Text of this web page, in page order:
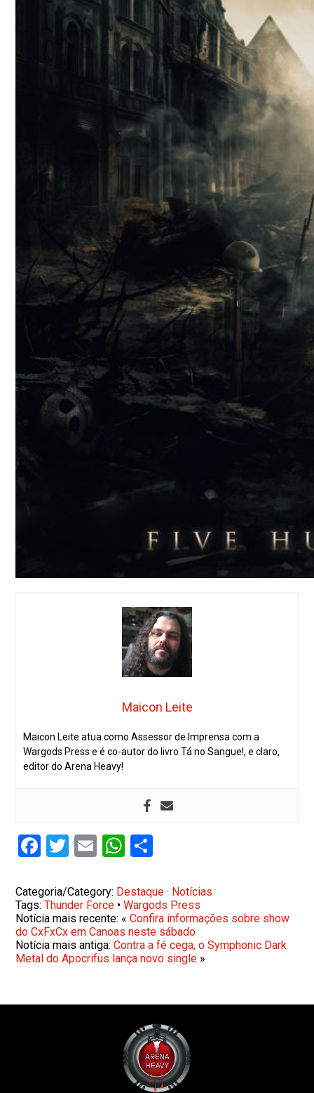
Maicon Leite
Maicon Leite atua como Assessor de Imprensa com a
Wargods Press e é co-autor do livro Tá no Sangue!, e claro,
editor do Arena Heavy!
Facebook
Twitter
EmailWhatsApp
Categoria/Category: Destaque · Notícias
Tags:Thunder Force •Wargods Press
Notícia mais recente: «Confira informações sobre show
do CxFxCx em Canoas neste sábado
Notícia mais antiga:Contra a fé cega, o Symphonic Dark
Metal do Apocrifus lança novo single »